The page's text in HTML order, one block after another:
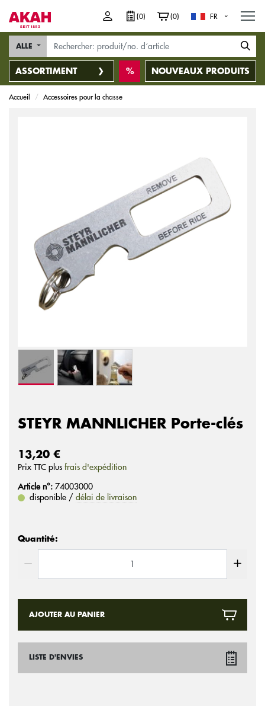
(0) (0) FR
ASSORTIMENT
ALLE
NOUVEAUX PRODUITS
Accueil Accessoires pour la chasse
STEYR MANNLICHER Porte-clés
13,20 €
Prix ​​TTC plus frais d'expédition
Article n°: 74003000
disponible / délai de livraison
Quantité:
AJOUTER AU PANIER
LISTE D'ENVIES